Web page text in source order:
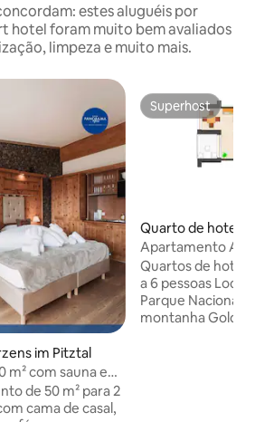
estes aluguéis por
hotel foram muito bem avaliados
limpeza e muito mais.
im Pitztal
m² com sauna e
de 50 m² para 2
cama de casal,
Superhost
Superhost
Quarto de hotel ⋅
rol
Apartamento
Apartment
Quartos de hotel
a 6 pessoas
Parque Nacional
montanha